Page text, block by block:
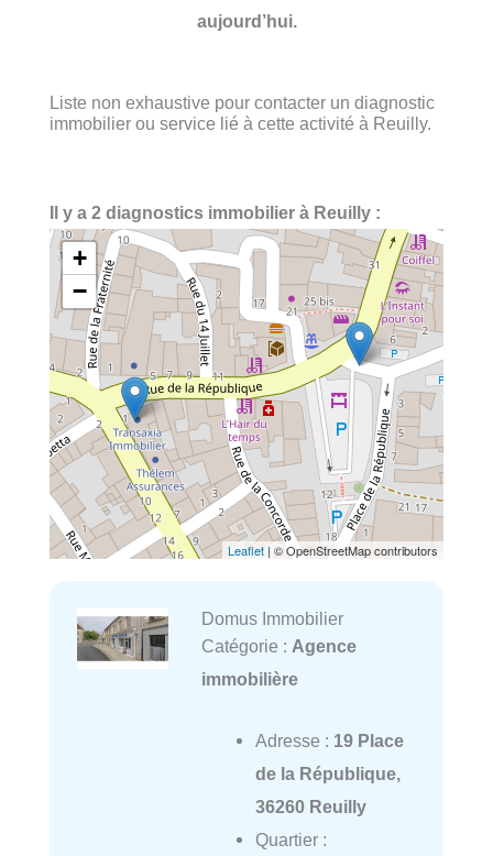
aujourd’hui.
Liste non exhaustive pour contacter un diagnostic
immobilier ou service lié à cette activité à Reuilly.
Il y a 2 diagnostics immobilier à Reuilly :
+
−
Leaflet | © OpenStreetMap contributors
Domus Immobilier
Catégorie : Agence
immobilière
Adresse : 19 Place
de la République,
36260 Reuilly
Quartier :